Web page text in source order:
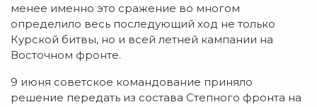
менее именно это сражение во многом
определило весь последующий ход не только
Курской битвы, но и всей летней кампании на
Восточном фронте.
9 июня советское командование приняло
решение передать из состава Степного фронта на